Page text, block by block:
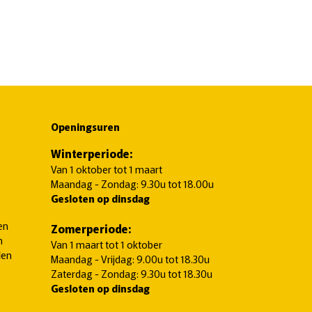
Openingsuren
Winterperiode:
Van 1 oktober tot 1 maart
Maandag - Zondag: 9.30u tot 18.00u
Gesloten op dinsdag
Zomerperiode:
Van 1 maart tot 1 oktober
Maandag - Vrijdag: 9.00u tot 18.30u
Zaterdag - Zondag: 9.30u tot 18.30u
Gesloten op dinsdag